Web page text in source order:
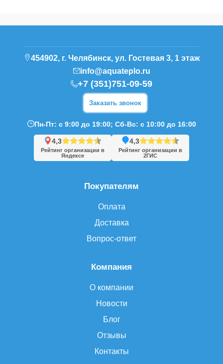
Компания
О компании
Новости
Блог
Отзывы
Контакты
Покупателям
Оплата
Доставка
Вопрос-ответ
454902, г. Челябинск, ул. Гостевая 3, 1 этаж
info@aquateplo.ru
+7 (351)751-09-59
Заказать звонок
Пн-Пт: с 9:00 до 19:00; Сб-Вс: с 10:00 до 16:00
4,3
Рейтинг организации в
Яндексе
4,3
Рейтинг организации в
2ГИС